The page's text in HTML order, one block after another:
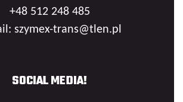
+48 512 248 485
szymex-trans@tlen.pl
SOCIAL MEDIA!